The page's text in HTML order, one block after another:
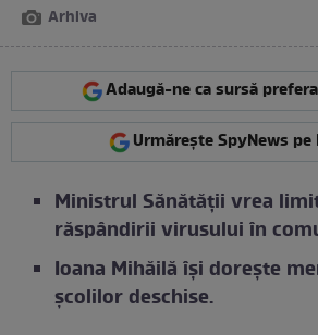
Arhiva
Adaugă-ne ca sursă
Urmărește SpyNews pe
Ministrul Sănătății vrea
răspândirii virusului în
Ioana Mihăilă își dorește
școlilor deschise.